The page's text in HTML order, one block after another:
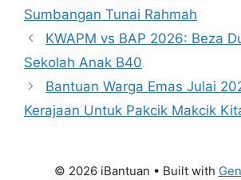
Sumbangan Tunai Rahmah
KWAPM vs BAP 2026: Beza
Sekolah Anak B40
Bantuan Warga Emas Julai
Kerajaan Untuk Pakcik Makcik
© 2026 iBantuan • Built with